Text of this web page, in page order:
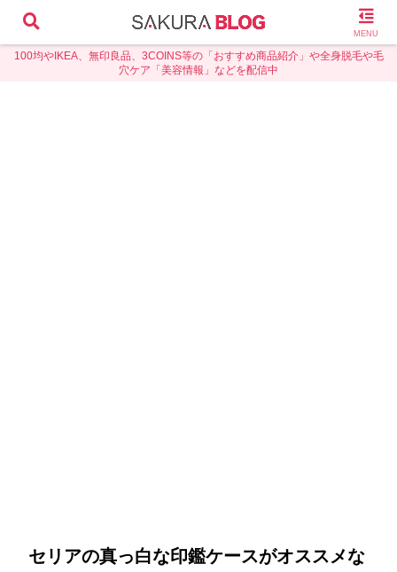
100均やIKEA、無印良品、3COINS等の「おすすめ商品紹介」や全身脱毛や毛
穴ケア「美容情報」などを配信中
セリアの真っ白な印鑑ケースがオススメな
MENU